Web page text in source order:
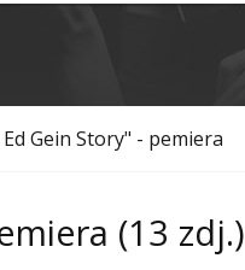
Gein Story" - pemiera
(13 zdj.)